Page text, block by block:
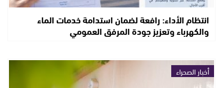
انتظام الأداء: رافعة لضمان استدامة خدمات الماء
والكهرباء وتعزيز جودة المرفق العمومي
أخبار الصحراء